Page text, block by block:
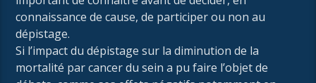
connaissance de cause, de participer ou non au
dépistage.
Si l’impact du dépistage sur la diminution de la
mortalité par cancer du sein a pu faire l’objet de